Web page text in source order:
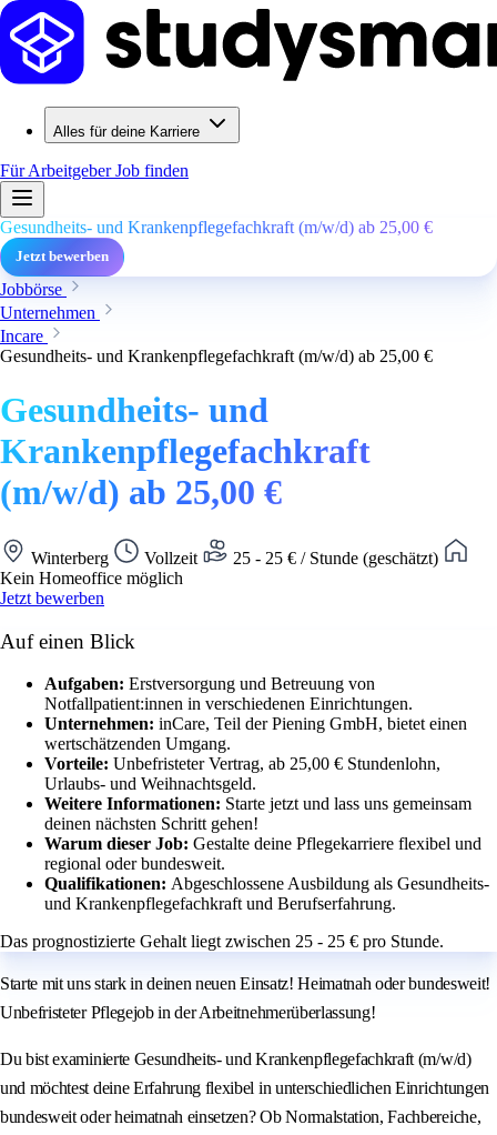
Alles für deine Karriere
Für ArbeitgeberJob finden
Gesundheits- und Krankenpflegefachkraft (m/w/d) ab 25,00 €
Jetzt bewerben
Jobbörse
Unternehmen
Incare
Gesundheits- und Krankenpflegefachkraft (m/w/d) ab 25,00 €
Gesundheits- und
Krankenpflegefachkraft
(m/w/d) ab 25,00 €
Winterberg Vollzeit
25 - 25 € / Stunde (geschätzt)
Kein Homeoffice möglich
Jetzt bewerben
Auf einen Blick
Aufgaben: Erstversorgung und Betreuung von
Notfallpatient:innen in verschiedenen Einrichtungen.
Unternehmen: inCare, Teil der Piening GmbH, bietet einen
wertschätzenden Umgang.
Vorteile: Unbefristeter Vertrag, ab 25,00 € Stundenlohn,
Urlaubs- und Weihnachtsgeld.
Weitere Informationen: Starte jetzt und lass uns gemeinsam
deinen nächsten Schritt gehen!
Warum dieser Job: Gestalte deine Pflegekarriere flexibel und
regional oder bundesweit.
Qualifikationen: Abgeschlossene Ausbildung als Gesundheits-
und Krankenpflegefachkraft und Berufserfahrung.
Das prognostizierte Gehalt liegt zwischen 25 - 25 € pro Stunde.
Starte mit uns stark in deinen neuen Einsatz! Heimatnah oder bundesweit!
Unbefristeter Pflegejob in der Arbeitnehmerüberlassung!
Du bist examinierte Gesundheits- und Krankenpflegefachkraft (m/w/d)
und möchtest deine Erfahrung flexibel in unterschiedlichen Einrichtungen
bundesweit oder heimatnah einsetzen? Ob Normalstation, Fachbereiche,